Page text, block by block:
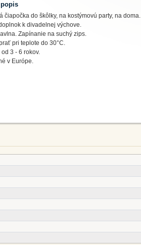
popis
čiapočka do škôlky, na kostýmovú party, na doma.
k divadelnej výchove.
Zapínanie na suchý zips.
pri teplote do 30°C.
od 3 - 6 rokov.
v Európe.